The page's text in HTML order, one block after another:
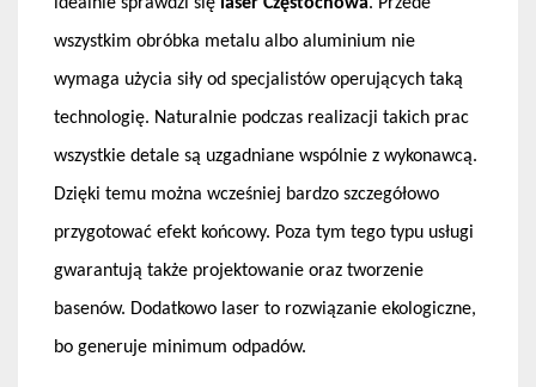
wszystkim obróbka metalu albo aluminium nie
wymaga użycia siły od specjalistów operujących taką
technologię. Naturalnie podczas realizacji takich prac
wszystkie detale są uzgadniane wspólnie z wykonawcą.
Dzięki temu można wcześniej bardzo szczegółowo
przygotować efekt końcowy. Poza tym tego typu usługi
gwarantują także projektowanie oraz tworzenie
basenów. Dodatkowo laser to rozwiązanie ekologiczne,
bo generuje minimum odpadów.